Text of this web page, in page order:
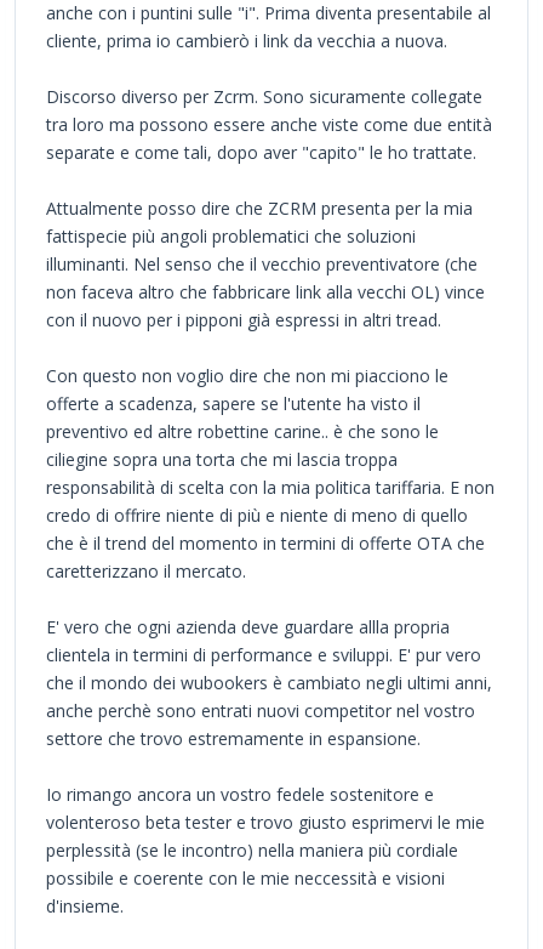
anche con i puntini sulle "i". Prima diventa presentabile al
cliente, prima io cambierò i link da vecchia a nuova.
Discorso diverso per Zcrm. Sono sicuramente collegate
tra loro ma possono essere anche viste come due entità
separate e come tali, dopo aver "capito" le ho trattate.
Attualmente posso dire che ZCRM presenta per la mia
fattispecie più angoli problematici che soluzioni
illuminanti. Nel senso che il vecchio preventivatore (che
non faceva altro che fabbricare link alla vecchi OL) vince
con il nuovo per i pipponi già espressi in altri tread.
Con questo non voglio dire che non mi piacciono le
offerte a scadenza, sapere se l'utente ha visto il
preventivo ed altre robettine carine.. è che sono le
ciliegine sopra una torta che mi lascia troppa
responsabilità di scelta con la mia politica tariffaria. E non
credo di offrire niente di più e niente di meno di quello
che è il trend del momento in termini di offerte OTA che
caretterizzano il mercato.
E' vero che ogni azienda deve guardare allla propria
clientela in termini di performance e sviluppi. E' pur vero
che il mondo dei wubookers è cambiato negli ultimi anni,
anche perchè sono entrati nuovi competitor nel vostro
settore che trovo estremamente in espansione.
Io rimango ancora un vostro fedele sostenitore e
volenteroso beta tester e trovo giusto esprimervi le mie
perplessità (se le incontro) nella maniera più cordiale
possibile e coerente con le mie neccessità e visioni
d'insieme.